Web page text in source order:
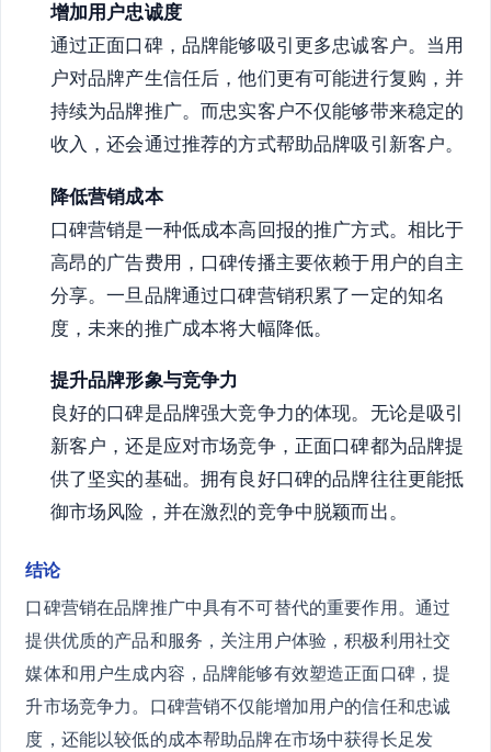
增加用户忠诚度
通过正面口碑，品牌能够吸引更多忠诚客户。当用
户对品牌产生信任后，他们更有可能进行复购，并
持续为品牌推广。而忠实客户不仅能够带来稳定的
收入，还会通过推荐的方式帮助品牌吸引新客户。
降低营销成本
口碑营销是一种低成本高回报的推广方式。相比于
高昂的广告费用，口碑传播主要依赖于用户的自主
分享。一旦品牌通过口碑营销积累了一定的知名
度，未来的推广成本将大幅降低。
提升品牌形象与竞争力
良好的口碑是品牌强大竞争力的体现。无论是吸引
新客户，还是应对市场竞争，正面口碑都为品牌提
供了坚实的基础。拥有良好口碑的品牌往往更能抵
御市场风险，并在激烈的竞争中脱颖而出。
结论
口碑营销在品牌推广中具有不可替代的重要作用。通过
提供优质的产品和服务，关注用户体验，积极利用社交
媒体和用户生成内容，品牌能够有效塑造正面口碑，提
升市场竞争力。口碑营销不仅能增加用户的信任和忠诚
度，还能以较低的成本帮助品牌在市场中获得长足发